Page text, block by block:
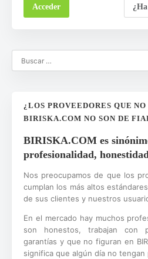
¿LOS PROVEEDORES QUE
BIRISKA.COM NO SON DE
BIRISKA.COM es
profesionalidad,
Nos preocupamos de que los
cumplan los más altos
de sus clientes y nuestros
En el mercado hay muchos
son honestos, trabajan con
garantías y que no figuran en
significa que algún día no tengan